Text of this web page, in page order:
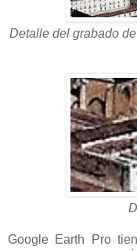
Detalle del grabado
Google Earth Pro